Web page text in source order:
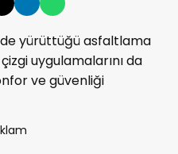
yürüttüğü asfaltlama
uygulamalarını da
ve güvenliği